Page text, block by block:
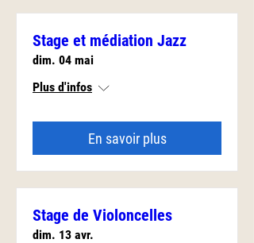
Stage et médiation Jazz
dim. 04 mai
Plus d'infos
En savoir plus
Stage de Violoncelles
dim. 13 avr.